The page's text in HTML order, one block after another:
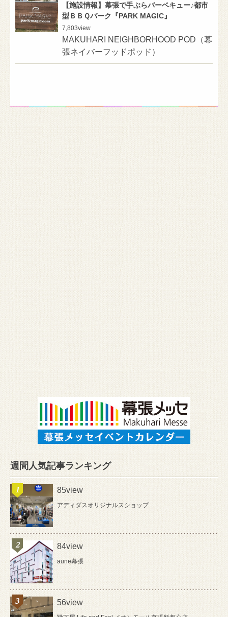
【施設情報】幕張で手ぶらバーベキュー♪都市
型ＢＢＱパーク『PARK MAGIC』
7,803view
MAKUHARI NEIGHBORHOOD POD（幕
張ネイバーフッドポッド）
週間人気記事ランキング
85view
アディダスオリジナルスショップ
84view
aune幕張
56view